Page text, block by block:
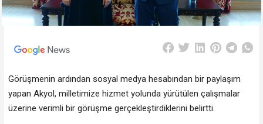
Görüşmenin ardından sosyal medya hesabından bir paylaşım
yapan Akyol, milletimize hizmet yolunda yürütülen çalışmalar
üzerine verimli bir görüşme gerçekleştirdiklerini belirtti.